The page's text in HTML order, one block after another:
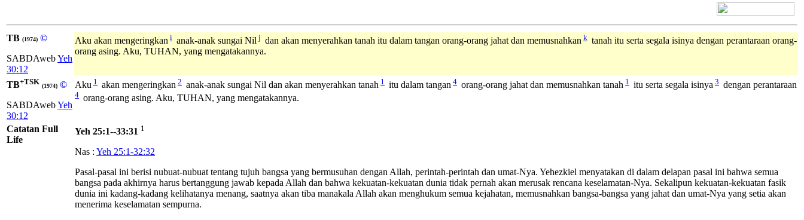
TB (1974) ©
SABDAwebYeh
30:12
Aku akan mengeringkan i anak-anak sungai Nil j dan akan menyerahkan tanah itu dalam tangan orang-orang jahat dan memusnahkan k tanah itu serta segala isinya dengan perantaraan orang-
orang asing. Aku, TUHAN, yang mengatakannya.
TB+TSK (1974) ©
SABDAwebYeh
30:12
Aku 1 akan mengeringkan 2 anak-anak sungai Nil dan akan menyerahkan tanah 1 itu dalam tangan 4 orang-orang jahat dan memusnahkan tanah 1 itu serta segala isinya 3 dengan perantaraan
4 orang-orang asing. Aku, TUHAN, yang mengatakannya.
Catatan Full
Life
Yeh 25:1--33:31 1
Nas : Yeh 25:1-32:32
Pasal-pasal ini berisi nubuat-nubuat tentang tujuh bangsa yang bermusuhan dengan Allah, perintah-perintah dan umat-Nya. Yehezkiel menyatakan di dalam delapan pasal ini bahwa semua
bangsa pada akhirnya harus bertanggung jawab kepada Allah dan bahwa kekuatan-kekuatan dunia tidak pernah akan merusak rencana keselamatan-Nya. Sekalipun kekuatan-kekuatan fasik
dunia ini kadang-kadang kelihatanya menang, saatnya akan tiba manakala Allah akan menghukum semua kejahatan, memusnahkan bangsa-bangsa yang jahat dan umat-Nya yang setia akan
menerima keselamatan sempurna.